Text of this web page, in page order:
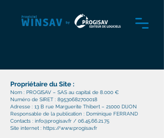
Propriétaire du Site :
Nom : PROGISAV – SAS au capital de 8.000 €
Numéro de SIRET : 89530682700018
Adresse : 13 B rue Marguerite Thibert – 21000 DIJON
Responsable de la publication : Dominique FERRAND
Contacts : info@progisav.fr / 06.45.66.21.75
Site internet : https://www.progisav.fr